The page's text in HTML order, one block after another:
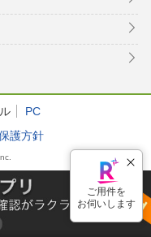
PC
護方針
ご用件を
お伺いします